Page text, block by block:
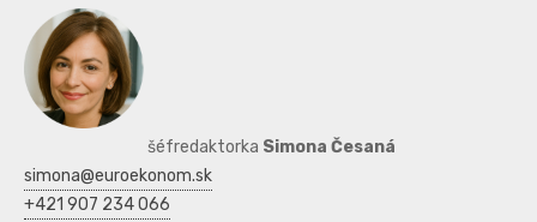
šéfredaktorka Simona Česaná
simona@euroekonom.sk
+421 907 234 066